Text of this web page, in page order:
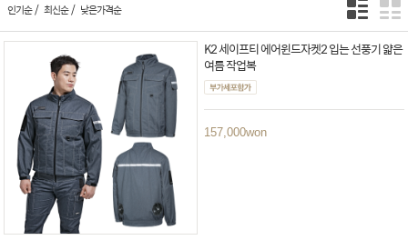
인기순/ 최신순/ 낮은가격순
K2 세이프티 에어윈드자켓2 입는 선풍기 얇은
여름 작업복
157,000won